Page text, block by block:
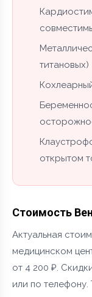
титановых)
открытом
Стоимость
Актуальная
медицинском
от 4 200 ₽.
или по